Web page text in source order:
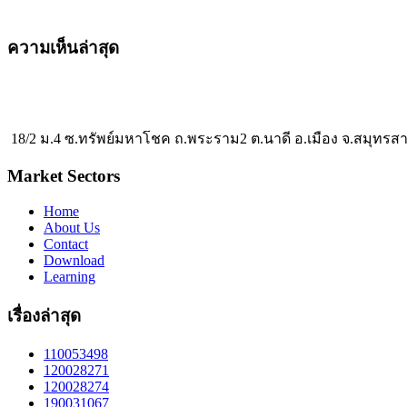
ความเห็นล่าสุด
18/2 ม.4 ซ.ทรัพย์มหาโชค ถ.พระราม2 ต.นาดี อ.เมือง จ.สมุทรส
Market Sectors
Home
About Us
Contact
Download
Learning
เรื่องล่าสุด
110053498
120028271
120028274
190031067